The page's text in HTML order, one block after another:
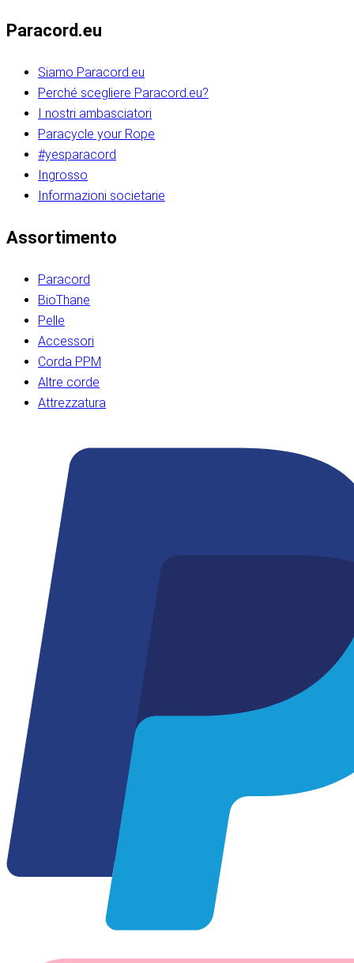
Paracord.eu
Siamo Paracord.eu
Perché scegliere Paracord.eu?
I nostri ambasciatori
Paracycle your Rope
#yesparacord
Ingrosso
Informazioni societarie​​​​‌ ‍ ​‍​‍‌‍ ‌ ​‍‌‍‍‌‌‍‌ ‌‍‍‌‌‍ ‍​‍​‍​ ‍‍​‍​‍‌ ​ ‌‍​‌‌‍ ‍‌‍‍‌‌ ‌​‌ ‍‌​‍ ‍‌‍‍‌‌‍ ​‍​‍​‍ ​​‍​‍‌‍‍​‌ ​‍‌‍‌‌‌‍‌‍​‍​‍​ ‍‍​‍​‍‌‍‍​‌ ‌​‌ ‌​‌ ​​‌ ​ ​ ‍‍​‍ ​‍ ‌ ​​‌‍​‌‌ ​‍‌‍​‌‌‍​ ‌‍ ‌ ​‍‌‍‌​​‍ ‍‌ ​ ‌‍​‌‌‍ ‍‌‍‍‌‌ ‌​‌ ‍‌​‍ ‍‌ ​ ‌ ‌​‌ ‌‌‌‍‌​‌‍‍‌‌‍ ​‍ ‌‍‍‌‌‍ ‍‌ ‌​‌‍‌‌‌‍ ‍‌ ‌​​‍ ‌‍‌‌‌‍‌​‌‍‍‌‌ ‌​​‍ ‌‍ ‌‌‍ ‌‍‌​‌‍‌‌​ ‌‌ ​​‌ ​‍‌‍‌‌‌ ​ ‌‍‌‌‌‍ ‍‌ ‌​‌‍​‌‌ ‌​‌‍‍‌‌‍ ‌‍ ‍​ ‍ ‌‍‍‌‌‍‌​​ ‌‌‍‌‍‌‍ ‌‍ ‌ ‌​‌‍‌‌‌ ​‍​‍ ‌‌‍​‍‌ ​‍‌‍​‌‌‍ ‍‌‍‌​​‍ ‌‌‍‍‌‌‍ ‌‌ ​​‌ ​‍‌‍‍‌‌‍ ‍‌ ‌​​ ‍ ‌ ‌​‌ ‍‌‌ ​​‌‍‌‌​ ‌‌ ‌​‌ ​‍‌‍​‌‌‍ ‍‌ ​ ‌‍ ​‌‍​‌‌ ‌​‌‍‌‌‌‍‌​​‍ ‌‌‍ ‌‌‍‌‌‌ ​ ‌ ​ ‌‍​‌‌‍‌ ‌‍‌‌​ ‍ ‌ ​​‌‍​‌‌ ‌​‌‍‍​​ ‌‌ ‌‍‌‍​‌‌‍ ​‌ ‌‌‌‍‌‌​‍ ‍‌‍‍‌‌ ‌​‌‌ ‌​‍‌‌‌‌​​ ‌‍​‍‌‍​‌‌ ​ ‌‍‌‌‌‌‌‌‌ ​‍‌‍ ​​ ‌‌‍‍​‌ ‌​‌ ‌​‌ ​​‌ ​ ​‍‌‌​ ​ ‌​​‌​‍‌‌​ ​‍‌​‌‍​‍‌‌​ ​‍‌​‌‍‌ ​​‌‍​‌‌ ​‍‌‍​‌‌‍​ ‌‍ ‌ ​‍‌‍‌​​‍ ‍‌ ​ ‌‍​‌‌‍ ‍‌‍‍‌‌ ‌​‌ ‍‌​‍ ‍‌ ​ ‌ ‌​‌ ‌‌‌‍‌​‌‍‍‌‌‍ ​‍‌‍‌‍‍‌‌‍‌​​ ‌‌‍‌‍‌‍ ‌‍ ‌ ‌​‌‍‌‌‌ ​‍​‍ ‌‌‍​‍‌ ​‍‌‍​‌‌‍ ‍‌‍‌​​‍ ‌‌‍‍‌‌‍ ‌‌ ​​‌ ​‍‌‍‍‌‌‍ ‍‌ ‌​​‍‌‍‌ ‌​‌ ‍‌‌ ​​‌‍‌‌​ ‌‌ ‌​‌ ​‍‌‍​‌‌‍ ‍‌ ​ ‌‍ ​‌‍​‌‌ ‌​‌‍‌‌‌‍‌​​‍ ‌‌‍ ‌‌‍‌‌‌ ​ ‌ ​ ‌‍​‌‌‍‌ ‌‍‌‌​‍‌‍‌ ​​‌‍​‌‌ ‌​‌‍‍​​ ‌‌ ‌‍‌‍​‌‌‍ ​‌ ‌‌‌‍‌‌​‍ ‍‌‍‍‌‌ ‌​‌‌ ‌​‍‌‌‌‌​​‍‌‍‌ ​​‌‍‌‌‌ ​‍‌ ​ ‌ ​​‌‍‌‌‌‍​ ‌ ‌​‌‍‍‌‌ ‌‍‌‍‌‌​ ‌‌ ​​‌ ‌‌‌‍​‍‌‍ ​‌‍‍‌‌ ​ ‌‍‍​‌‍‌‌‌‍‌​​‍​‍‌ ‌​​​​‌ ‍ ​‍​‍‌‍ ‌ ​‍‌‍‍‌‌‍‌ ‌‍‍‌‌‍ ‍​‍​‍​ ‍‍​‍​‍‌ ​ ‌‍​‌‌‍ ‍‌‍‍‌‌ ‌​‌ ‍‌​‍ ‍‌‍‍‌‌‍ ​‍​‍​‍ ​​‍​‍‌‍‍​‌ ​‍‌‍‌‌‌‍‌‍​‍​‍​ ‍‍​‍​‍‌‍‍​‌ ‌​‌ ‌​‌ ​​‌ ​ ​ ‍‍​‍ ​‍ ‌ ​​‌‍​‌‌ ​‍‌‍​‌‌‍​ ‌‍ ‌ ​‍‌‍‌​​‍ ‍‌ ​ ‌‍​‌‌‍ ‍‌‍‍‌‌ ‌​‌ ‍‌​‍ ‍‌ ​ ‌ ‌​‌ ‌‌‌‍‌​‌‍‍‌‌‍ ​‍ ‌‍‍‌‌‍ ‍‌ ‌​‌‍‌‌‌‍ ‍‌ ‌​​‍ ‌‍‌‌‌‍‌​‌‍‍‌‌ ‌​​‍ ‌‍ ‌‌‍ ‌‍‌​‌‍‌‌​ ‌‌ ​​‌ ​‍‌‍‌‌‌ ​ ‌‍‌‌‌‍ ‍‌ ‌​‌‍​‌‌ ‌​‌‍‍‌‌‍ ‌‍ ‍​ ‍ ‌‍‍‌‌‍‌​​ ‌‌‍‌‍‌‍ ‌‍ ‌ ‌​‌‍‌‌‌ ​‍​‍ ‌‌‍​‍‌ ​‍‌‍​‌‌‍ ‍‌‍‌​​‍ ‌‌‍‍‌‌‍ ‌‌ ​​‌ ​‍‌‍‍‌‌‍ ‍‌ ‌​​ ‍ ‌ ‌​‌ ‍‌‌ ​​‌‍‌‌​ ‌‌ ‌​‌ ​‍‌‍​‌‌‍ ‍‌ ​ ‌‍ ​‌‍​‌‌ ‌​‌‍‌‌‌‍‌​​‍ ‌‌‍ ‌‌‍‌‌‌ ​ ‌ ​ ‌‍​‌‌‍‌ ‌‍‌‌​ ‍ ‌ ​​‌‍​‌‌ ‌​‌‍‍​​ ‌‌ ‌‍‌‍​‌‌‍ ​‌ ‌‌‌‍‌‌​‍ ‍‌‍‍‌‌ ‌​‌‌ ‌​‍‌‌‌‌​​ ‌‍​‍‌‍​‌‌ ​ ‌‍‌‌‌‌‌‌‌ ​‍‌‍ ​​ ‌‌‍‍​‌ ‌​‌ ‌​‌ ​​‌ ​ ​‍‌‌​ ​ ‌​​‌​‍‌‌​ ​‍‌​‌‍​‍‌‌​ ​‍‌​‌‍‌ ​​‌‍​‌‌ ​‍‌‍​‌‌‍​ ‌‍ ‌ ​‍‌‍‌​​‍ ‍‌ ​ ‌‍​‌‌‍ ‍‌‍‍‌‌ ‌​‌ ‍‌​‍ ‍‌ ​ ‌ ‌​‌ ‌‌‌‍‌​‌‍‍‌‌‍ ​‍‌‍‌‍‍‌‌‍‌​​ ‌‌‍‌‍‌‍ ‌‍ ‌ ‌​‌‍‌‌‌ ​‍​‍ ‌‌‍​‍‌ ​‍‌‍​‌‌‍ ‍‌‍‌​​‍ ‌‌‍‍‌‌‍ ‌‌ ​​‌ ​‍‌‍‍‌‌‍ ‍‌ ‌​​‍‌‍‌ ‌​‌ ‍‌‌ ​​‌‍‌‌​ ‌‌ ‌​‌ ​‍‌‍​‌‌‍ ‍‌ ​ ‌‍ ​‌‍​‌‌ ‌​‌‍‌‌‌‍‌​​‍ ‌‌‍ ‌‌‍‌‌‌ ​ ‌ ​ ‌‍​‌‌‍‌ ‌‍‌‌​‍‌‍‌ ​​‌‍​‌‌ ‌​‌‍‍​​ ‌‌ ‌‍‌‍​‌‌‍ ​‌ ‌‌‌‍‌‌​‍ ‍‌‍‍‌‌ ‌​‌‌ ‌​‍‌‌‌‌​​‍‌‍‌ ​​‌‍‌‌‌ ​‍‌ ​ ‌ ​​‌‍‌‌‌‍​ ‌ ‌​‌‍‍‌‌ ‌‍‌‍‌‌​ ‌‌ ​​‌ ‌‌‌‍​‍‌‍ ​‌‍‍‌‌ ​ ‌‍‍​‌‍‌‌‌‍‌​​‍​‍‌ ‌
Assortimento
Paracord
BioThane
Pelle
Accessori
Corda PPM
Altre corde
Attrezzatura